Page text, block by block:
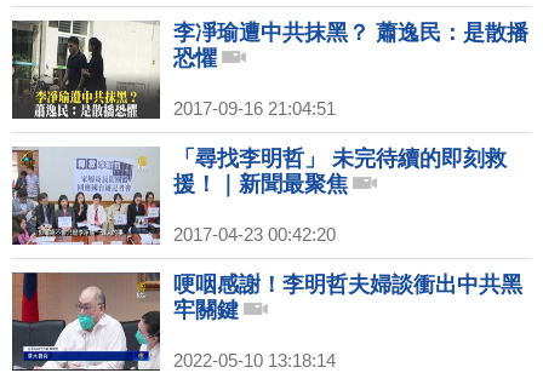
李凈瑜遭中共抹黑？ 蕭逸民：是散播
恐懼
2017-09-16 21:04:51
「尋找李明哲」 未完待續的即刻救
援！｜新聞最聚焦
2017-04-23 00:42:20
哽咽感謝！李明哲夫婦談衝出中共黑
牢關鍵
2022-05-10 13:18:14